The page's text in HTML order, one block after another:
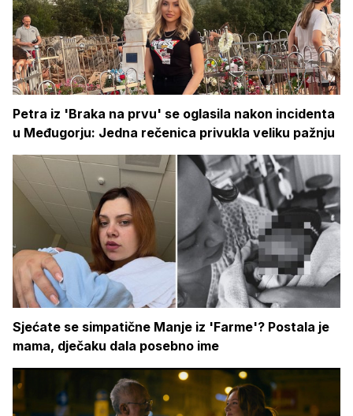
Petra iz 'Braka na prvu' se oglasila nakon incidenta
u Međugorju: Jedna rečenica privukla veliku pažnju
Sjećate se simpatične Manje iz 'Farme'? Postala je
mama, dječaku dala posebno ime